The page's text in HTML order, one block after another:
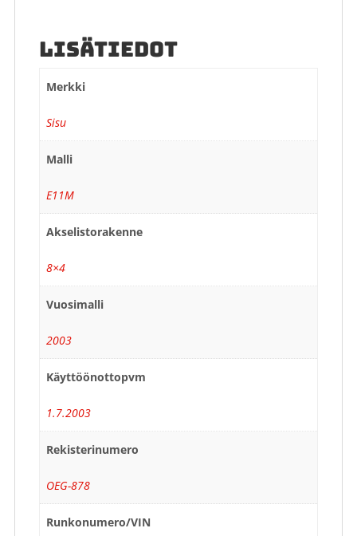
LISÄTIEDOT
Merkki
Sisu
Malli
E11M
Akselistorakenne
8×4
Vuosimalli
2003
Käyttöönottopvm
1.7.2003
Rekisterinumero
OEG-878
Runkonumero/VIN